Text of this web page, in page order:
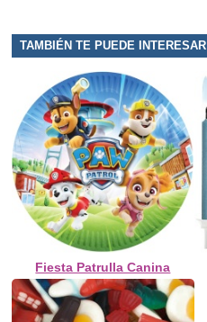
TAMBIÉN TE PUEDE INTERESAR
Fiesta Patrulla Canina